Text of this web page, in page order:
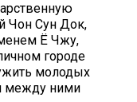
Чон Сун Док,
Ё Чжу,
городе
молодых
между ними